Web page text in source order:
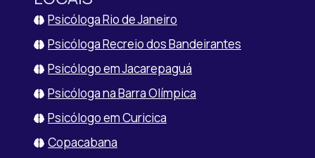
Psicóloga Rio de Janeiro
Psicóloga Recreio dos Bandeirantes
Psicólogo em Jacarepaguá
Psicóloga na Barra Olímpica
Psicólogo em Curicica
Copacabana